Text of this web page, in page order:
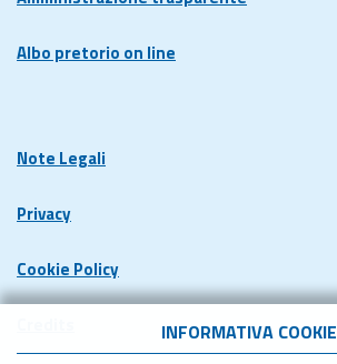
INFORMATIVA COOKIE
Albo pretorio on line
Note Legali
Privacy
Cookie Policy